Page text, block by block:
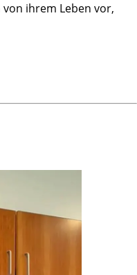
ihrem Leben vor,